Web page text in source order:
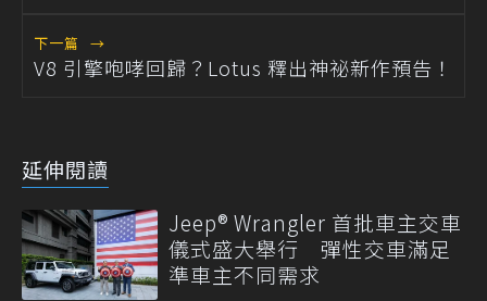
下一篇 →
V8 引擎咆哮回歸？Lotus 釋出神祕新作預告！
延伸閱讀
Jeep® Wrangler 首批車主交車
儀式盛大舉行 彈性交車滿足
準車主不同需求